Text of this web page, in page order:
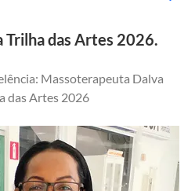
Trilha das Artes 2026.
Massoterapeuta Dalva
das Artes 2026